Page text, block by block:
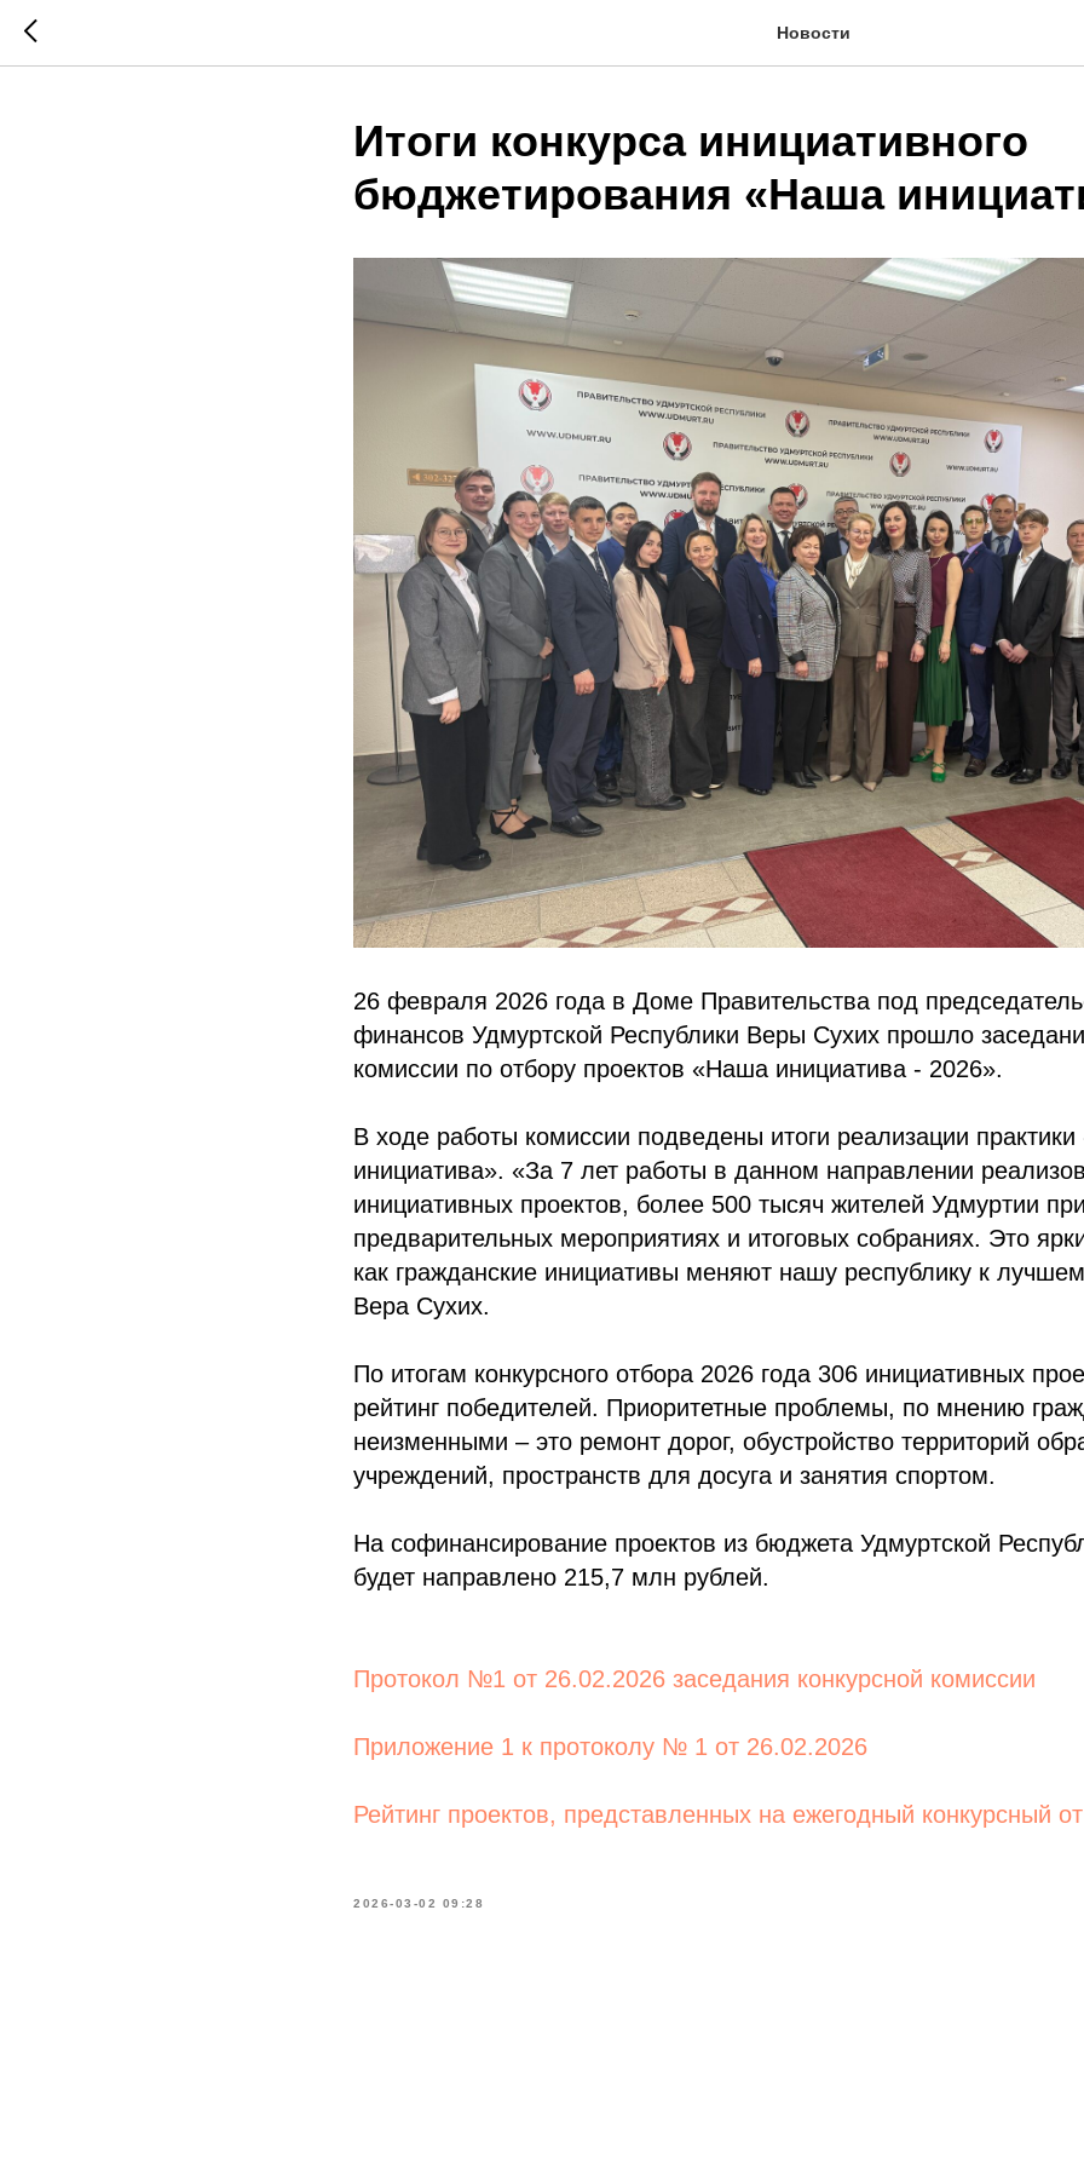
Новости
Итоги конкурса инициативного
бюджетирования «Наша
26 февраля 2026 года в Доме Правительства под
финансов Удмуртской Республики Веры Сухих прошло
комиссии по отбору проектов «Наша инициатива - 2026».
В ходе работы комиссии подведены итоги реализации
инициатива». «За 7 лет работы в данном направлении
инициативных проектов, более 500 тысяч жителей Удмуртии
предварительных мероприятиях и итоговых собраниях. Это
как гражданские инициативы меняют нашу республику к
Вера Сухих.
По итогам конкурсного отбора 2026 года 306 инициативных
рейтинг победителей. Приоритетные проблемы, по мнению
неизменными – это ремонт дорог, обустройство территорий
учреждений, пространств для досуга и занятия спортом.
На софинансирование проектов из бюджета Удмуртской
будет направлено 215,7 млн рублей.
Протокол №1 от 26.02.2026 заседания конкурсной комиссии
Приложение 1 к протоколу № 1 от 26.02.2026
Рейтинг проектов, представленных на ежегодный конкурсный
2026-03-02 09:28